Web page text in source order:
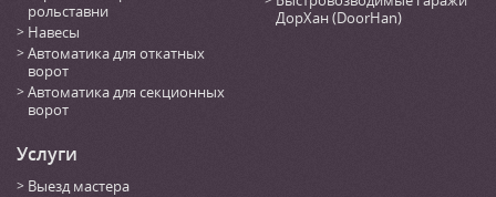
рольставни
Навесы
Автоматика для откатных
ворот
Автоматика для секционных
ворот
ДорХан (DoorHan)
Услуги
Выезд мастера